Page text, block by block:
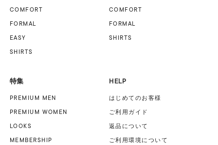
COMFORT
FORMAL
EASY
SHIRTS
COMFORT
FORMAL
SHIRTS
特集
PREMIUM MEN
PREMIUM WOMEN
LOOKS
MEMBERSHIP
HELP
はじめてのお客様
ご利用ガイド
返品について
ご利用環境について